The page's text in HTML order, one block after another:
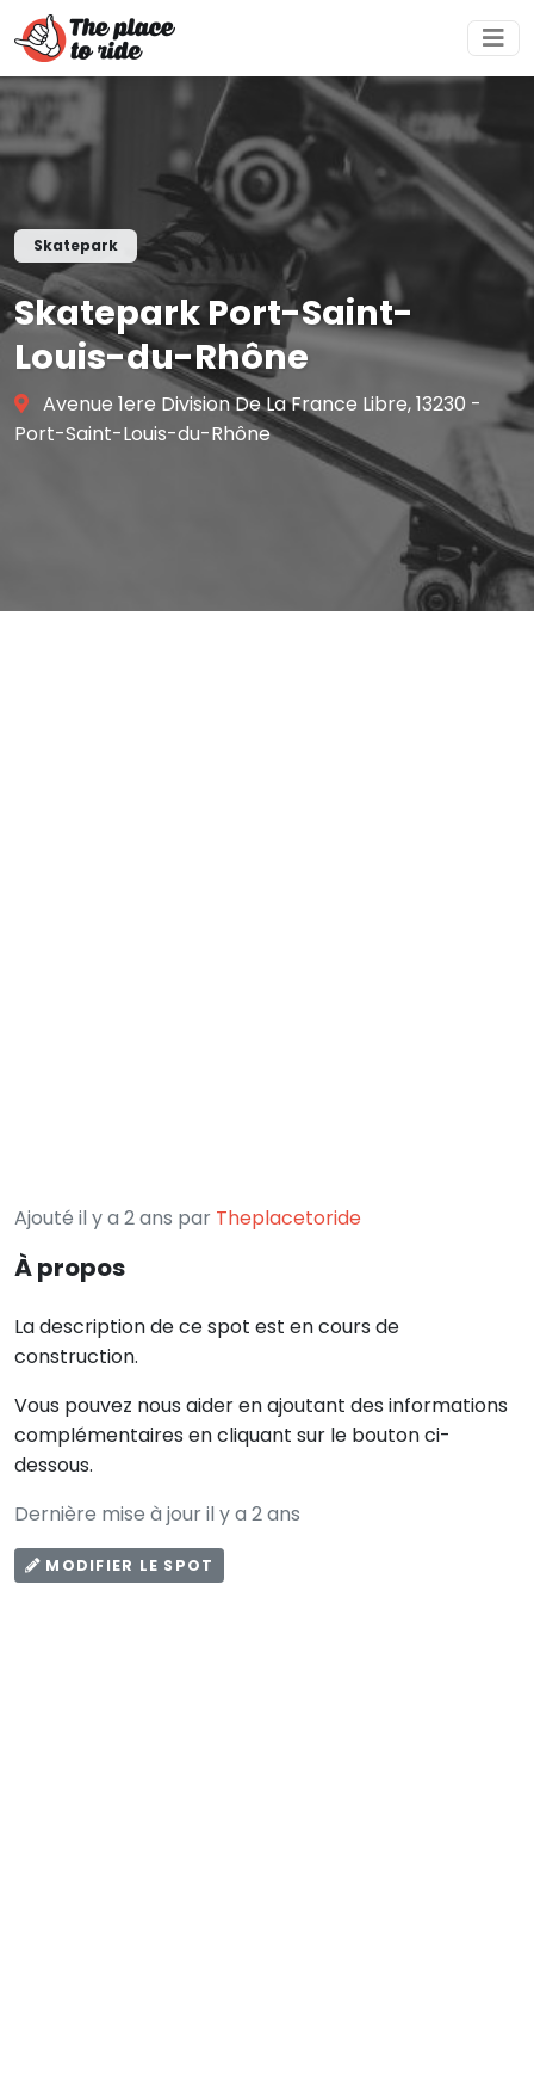
Skatepark
Skatepark Port-Saint-
Louis-du-Rhône
Avenue 1ere Division De La France Libre, 13230 -
Port-Saint-Louis-du-Rhône
Ajouté il y a 2 ans par Theplacetoride
À propos
La description de ce spot est en cours de
construction.
Vous pouvez nous aider en ajoutant des informations
complémentaires en cliquant sur le bouton ci-
dessous.
Dernière mise à jour il y a 2 ans
MODIFIER LE SPOT